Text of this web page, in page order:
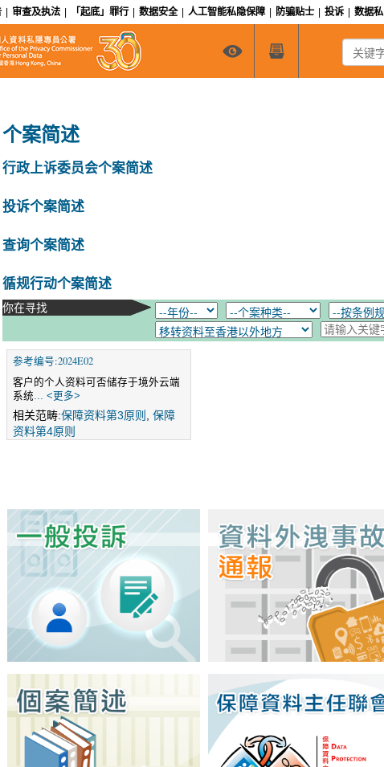
审查及执法 「起底」罪行 数据安全 人工智能私隐保障 防骗贴士 投诉 数据
个案简述
行政上诉委员会个案简述
投诉个案简述
查询个案简述
循规行动个案简述
你在寻找
参考编号:2024E02
客户的个人资料可否储存于境外云端
系统... <更多>
相关范畴:保障资料第3原则
保障
资料第4原则